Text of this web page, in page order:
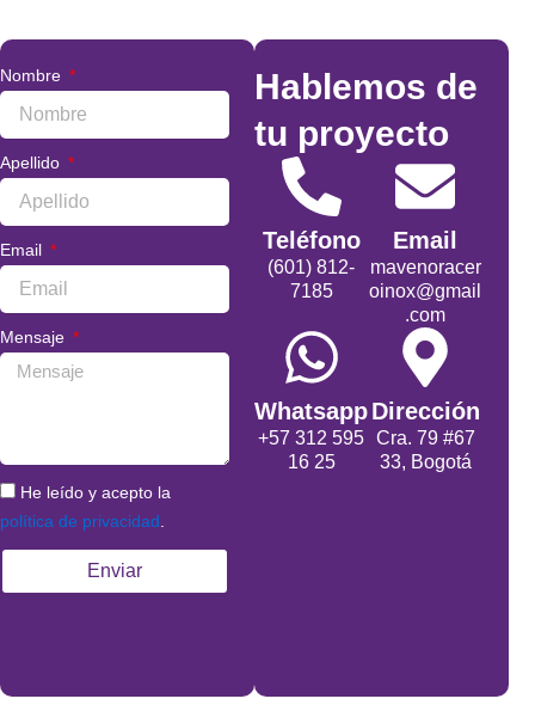
Nombre
Apellido
Email
Mensaje
He leído y acepto la
política de privacidad
Enviar
Hablemos de
tu proyecto
Teléfono
(601) 812-
7185
Email
mavenoracer
oinox@gmail
.com
Whatsapp
+57 312 595
16 25
Dirección
Cra. 79 #67
33, Bogotá